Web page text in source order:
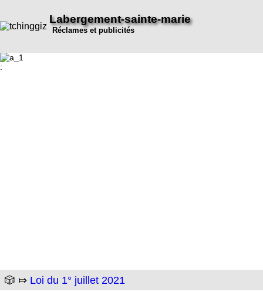
Labergement-sainte-marie
Réclames et publicités
:
🎲 ⤇ Loi du 1° juillet 2021